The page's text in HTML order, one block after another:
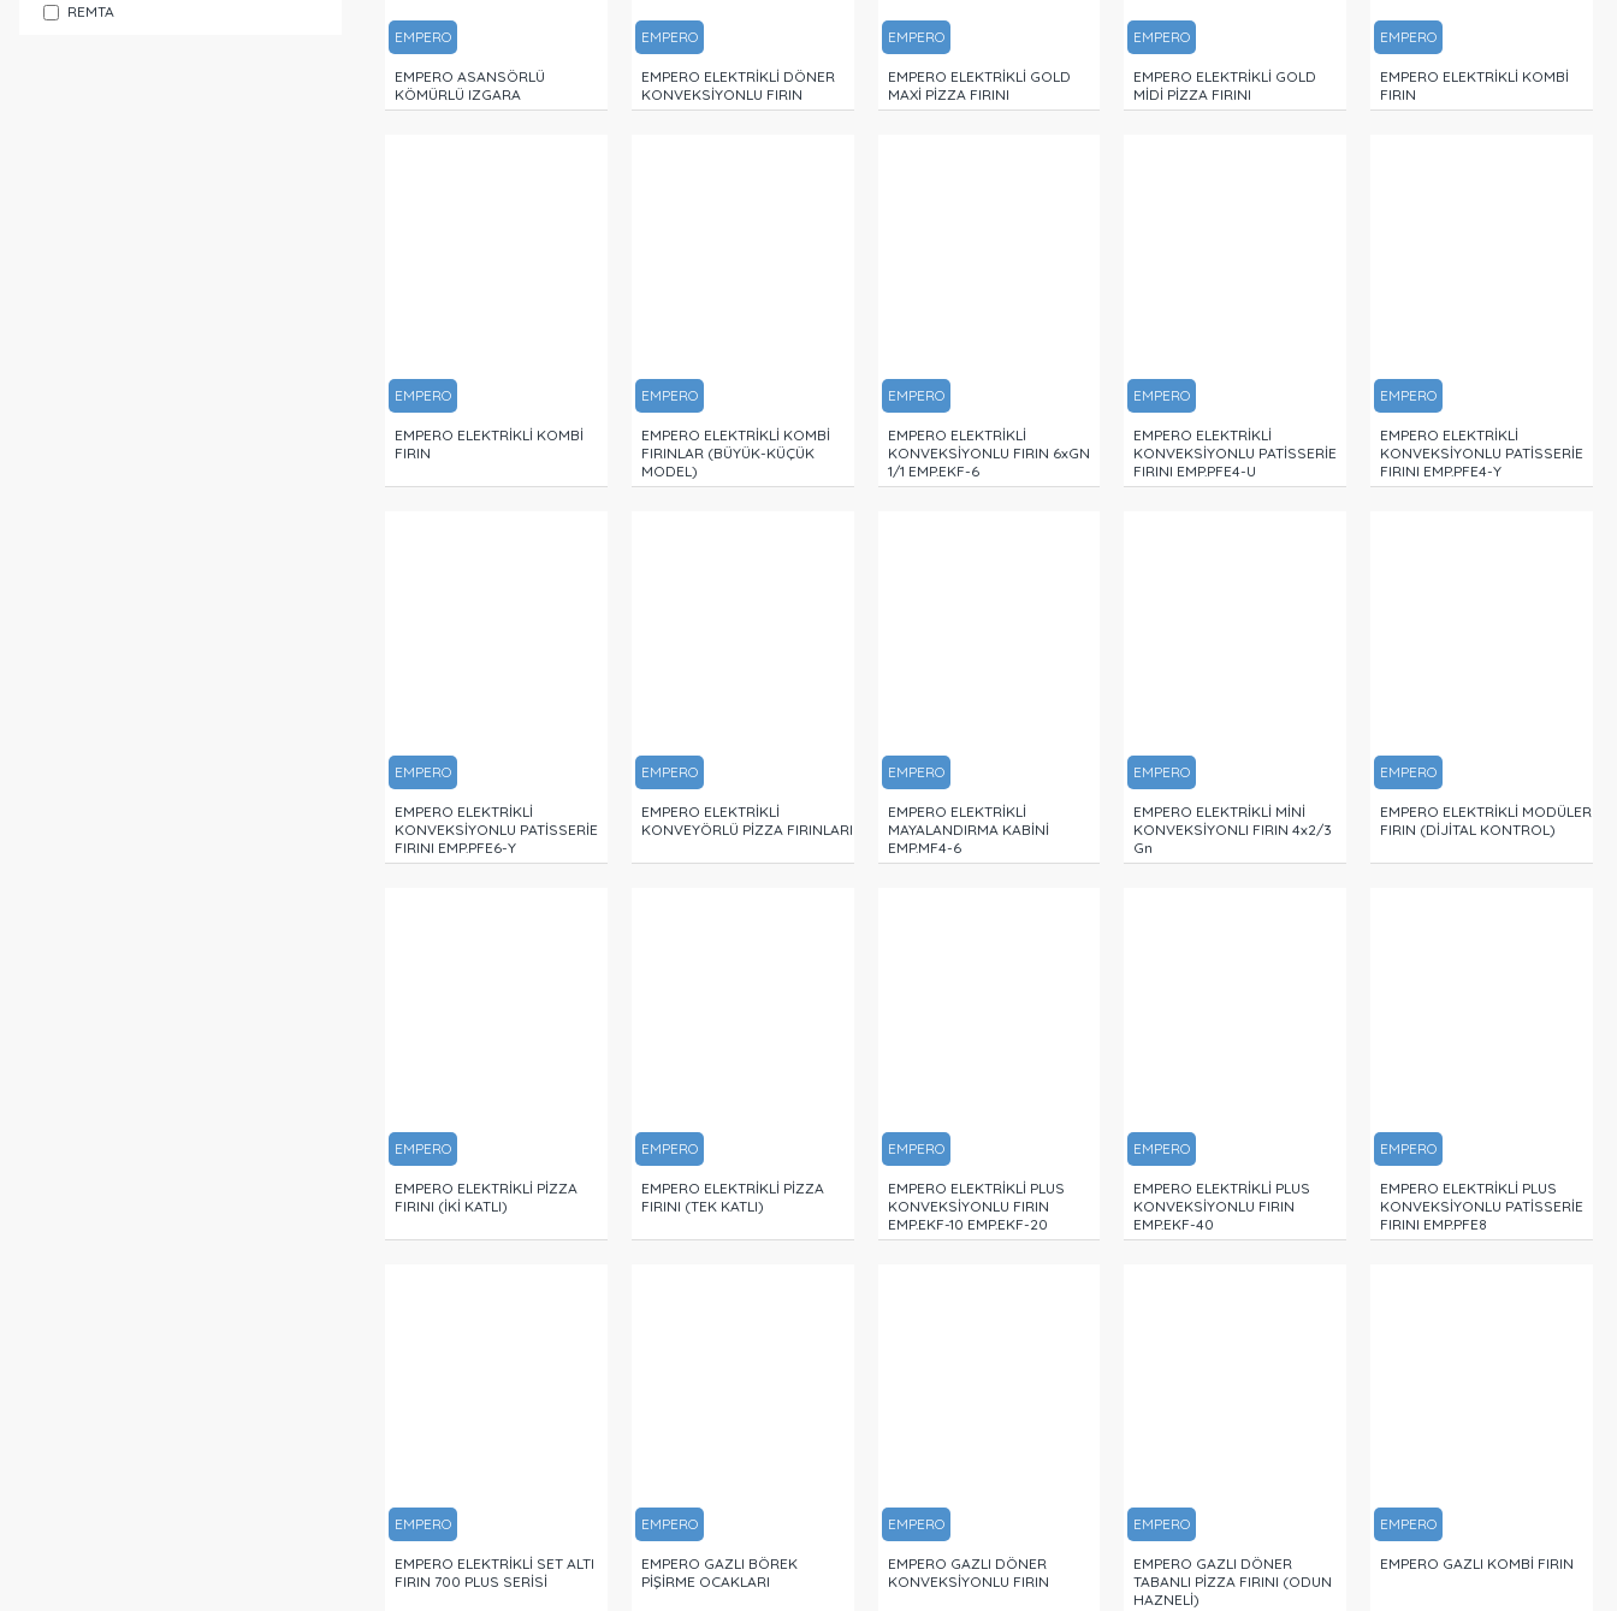
REMTA
EMPERO
EMPERO ASANSÖRLÜ
KÖMÜRLÜ IZGARA
EMPERO
EMPERO ELEKTRİKLİ DÖNER
KONVEKSİYONLU FIRIN
EMPERO
EMPERO ELEKTRİKLİ GOLD
MAXİ PİZZA FIRINI
EMPERO
EMPERO ELEKTRİKLİ GOLD
MİDİ PİZZA FIRINI
EMPERO
EMPERO ELEKTRİKLİ KOMBİ
FIRIN
EMPERO
EMPERO ELEKTRİKLİ KOMBİ
FIRIN
EMPERO
EMPERO ELEKTRİKLİ KOMBİ
FIRINLAR (BÜYÜK-KÜÇÜK
MODEL)
EMPERO
EMPERO ELEKTRİKLİ
KONVEKSİYONLU FIRIN 6xGN
1/1 EMP.EKF-6
EMPERO
EMPERO ELEKTRİKLİ
KONVEKSİYONLU PATİSSERİE
FIRINI EMP.PFE4-U
EMPERO
EMPERO ELEKTRİKLİ
KONVEKSİYONLU PATİSSERİE
FIRINI EMP.PFE4-Y
EMPERO
EMPERO ELEKTRİKLİ
KONVEKSİYONLU PATİSSERİE
FIRINI EMP.PFE6-Y
EMPERO
EMPERO ELEKTRİKLİ
KONVEYÖRLÜ PİZZA FIRINLARI
EMPERO
EMPERO ELEKTRİKLİ
MAYALANDIRMA KABİNİ
EMP.MF4-6
EMPERO
EMPERO ELEKTRİKLİ MİNİ
KONVEKSİYONLI FIRIN 4x2/3
Gn
EMPERO
EMPERO ELEKTRİKLİ MODÜLER
FIRIN (DİJİTAL KONTROL)
EMPERO
EMPERO ELEKTRİKLİ PİZZA
FIRINI (İKİ KATLI)
EMPERO
EMPERO ELEKTRİKLİ PİZZA
FIRINI (TEK KATLI)
EMPERO
EMPERO ELEKTRİKLİ PLUS
KONVEKSİYONLU FIRIN
EMP.EKF-10 EMP.EKF-20
EMPERO
EMPERO ELEKTRİKLİ PLUS
KONVEKSİYONLU FIRIN
EMP.EKF-40
EMPERO
EMPERO ELEKTRİKLİ PLUS
KONVEKSİYONLU PATİSSERİE
FIRINI EMP.PFE8
EMPERO
EMPERO ELEKTRİKLİ SET ALTI
FIRIN 700 PLUS SERİSİ
EMPERO
EMPERO GAZLI BÖREK
PİŞİRME OCAKLARI
EMPERO
EMPERO GAZLI DÖNER
KONVEKSİYONLU FIRIN
EMPERO
EMPERO GAZLI DÖNER
TABANLI PİZZA FIRINI (ODUN
HAZNELİ)
EMPERO
EMPERO GAZLI KOMBİ FIRIN